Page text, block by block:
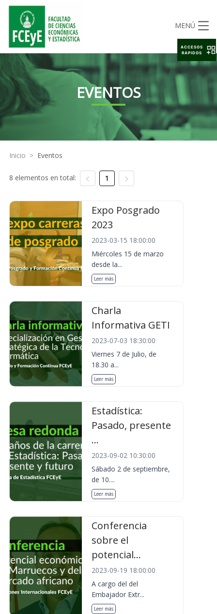
MENÚ
EVENTOS
Inicio > Eventos
8 elementos en total: 1
Expo Posgrado
2023
2023-03-15 18:00:00
Miércoles 15 de marzo
desde la...
Leer más
Charla
Informativa GETI
2023-07-03 18:30:00
Viernes 7 de Julio, de
18.30 a...
Leer más
Estadística:
Pasado, presente
...
2023-09-02 10:30:00
Sábado 2 de septiembre,
de 10....
Leer más
Conferencia
sobre el
potencial...
2023-09-19 18:00:00
A cargo del del
Embajador Extr...
Leer más
ACCESOS
RAPIDOS